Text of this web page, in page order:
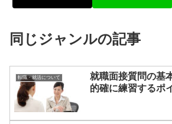
同じジャンルの記事
転職・就活について
就職面接質問の基
的確に練習するポ